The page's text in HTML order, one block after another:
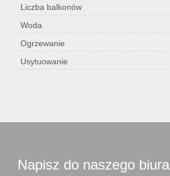
Liczba balkonów
Woda
Ogrzewanie
Usytuowanie
Napisz do naszego biura